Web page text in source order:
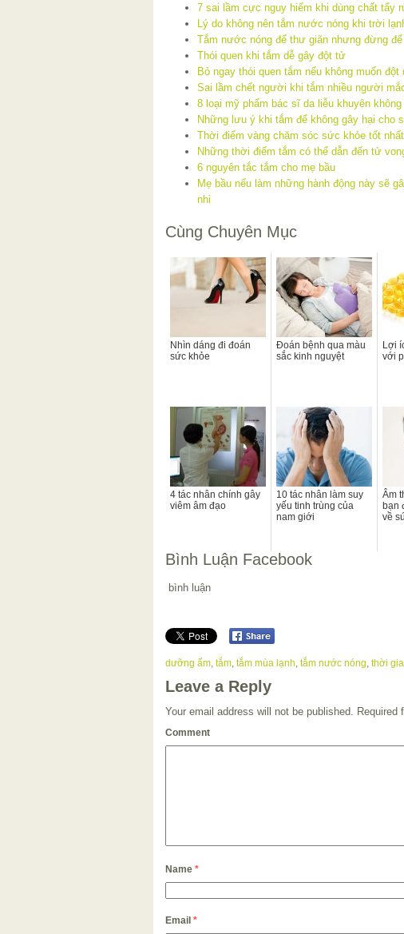
7 sai lầm cực nguy hiểm khi dùng chất tẩy
Lý do không nên tắm nước nóng khi trời
Tắm nước nóng để thư giãn nhưng đừng
Thói quen khi tắm dễ gây đột tử
Bỏ ngay thói quen tắm nếu không muốn đột
Sai lầm chết người khi tắm nhiều người
8 loại mỹ phẩm bác sĩ da liễu khuyên không
Những lưu ý khi tắm để không gây hại cho
Thời điểm vàng chăm sóc sức khỏe tốt nhất
Những thời điểm tắm có thể dẫn đến tử
6 nguyên tắc tắm cho mẹ bầu
Mẹ bầu nếu làm những hành động này sẽ
nhi
Cùng Chuyên Mục
Nhìn dáng đi đoán
sức khỏe
Đoán bệnh qua màu
sắc kinh nguyệt
Lợi
với
4 tác nhân chính gây
viêm âm đạo
10 tác nhân làm suy
yếu tinh trùng của
nam giới
Âm
bạn
về
Bình Luận Facebook
bình luận
dưỡng ẩm, tắm, tắm mùa lạnh, tắm nước nóng, thời
Leave a Reply
Your email address will not be published. Required
Comment
Name *
Email *